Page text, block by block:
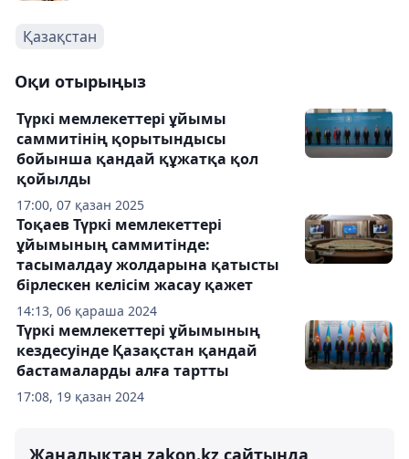
Қазақстан
Оқи отырыңыз
17:00, 07 қазан 2025
Түркі мемлекеттері ұйымы
саммитінің қорытындысы
бойынша қандай құжатқа қол
қойылды
14:13, 06 қараша 2024
Тоқаев Түркі мемлекеттері
ұйымының саммитінде:
тасымалдау жолдарына қатысты
бірлескен келісім жасау қажет
17:08, 19 қазан 2024
Түркі мемлекеттері ұйымының
кездесуінде Қазақстан қандай
бастамаларды алға тартты
Жаңалықтан zakon.kz сайтында